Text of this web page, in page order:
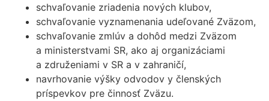
schvaľovanie zriadenia nových klubov,
schvaľovanie vyznamenania udeľované Zväzom,
schvaľovanie zmlúv a dohôd medzi Zväzom
a ministerstvami SR, ako aj organizáciami
a združeniami v SR a v zahraničí,
navrhovanie výšky odvodov y členských
príspevkov pre činnosť Zväzu.